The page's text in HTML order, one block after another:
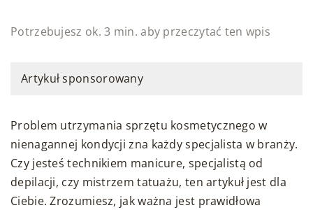
Potrzebujesz ok. 3 min. aby przeczytać ten wpis
Artykuł sponsorowany
Problem utrzymania sprzętu kosmetycznego w
nienagannej kondycji zna każdy specjalista w branży.
Czy jesteś technikiem manicure, specjalistą od
depilacji, czy mistrzem tatuażu, ten artykuł jest dla
Ciebie. Zrozumiesz, jak ważna jest prawidłowa